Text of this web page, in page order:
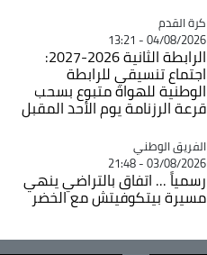
Catégorie
كرة القدم
04/08/2026 - 13:21
الرابطة الثانية 2026-2027:
اجتماع تنسيقي للرابطة
الوطنية للهواة متبوع بسحب
قرعة الرزنامة يوم الأحد المقبل
Catégorie
الفريق الوطني
03/08/2026 - 21:48
رسمياً ... اتفاق بالتراضي ينهي
مسيرة بيتكوفيتش مع الخضر